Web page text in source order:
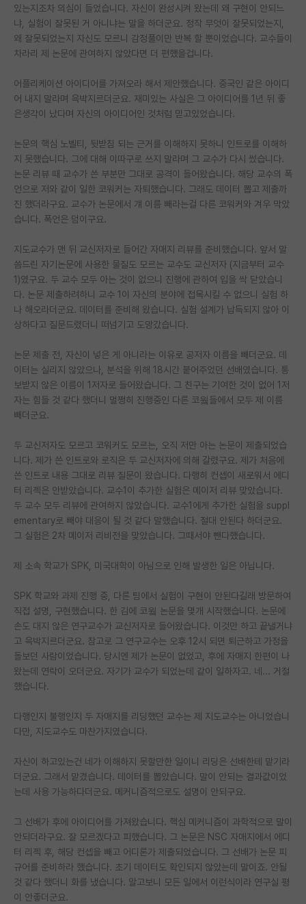
인문사회 계열 게시판
특수/전문대학원 게시판
장학금/장학생 게시판
학술 정보 게시판
홍보 게시판
커리어
유학교육
이벤트
반도체 아카데미
재팬라운지 🌸
있는지조차 의심이 들었습니다. 자신이 완성시켜 왔는데 왜 구현이 안되느
냐, 실험이 잘못된 거 아니냐는 말을 하더군요. 정작 무엇이 잘못되었는지,
왜 잘못되었는지 자신도 모르니 감정풀이만 반복 할 뿐이었습니다. 교수들이
차라리 제 논문에 관여하지 않았다면 더 편했을겁니다.
어플리케이션 아이디어를 가져오라 해서 제안했습니다. 중국인 같은 아이디
어 내지 말라며 윽박지르더군요. 재미있는 사실은 그 아이디어를 1년 뒤 좋
은생각이 났다며 자신의 아이디어인 것처럼 믿고있었습니다.
논문의 핵심 노벨티, 뒷받침 되는 근거를 이해하지 못하니 인트로를 이해하
지 못했습니다. 그에 대해 이따구로 쓰지 말라며 그 교수가 다시 썼습니다.
논문 리뷰 때 교수가 쓴 부분만 그대로 공격이 들어왔습니다. 해당 교수의 폭
언으로 저와 같이 일한 코워커는 자퇴했습니다. 그래도 데이터 뽑고 제출까
진 했더라구요. 교수가 논문에서 걔 이름 빼라는걸 다른 코워커와 겨우 막았
습니다. 폭언은 덤이구요.
지도교수가 맨 뒤 교신저자로 들어간 자매지 리뷰를 준비했습니다. 앞서 말
씀드린 자기논문에 사용한 물질도 모르는 교수도 교신저자 (지금부터 교수
1)였구요. 두 교수 모두 아는 것이 없으니 진행에 관하여 입을 싹 닫았습니
다. 논문 제출하려하니 교수 1이 자신의 분야에 접목시킬 수 없으니 실험 하
나 해오라더군요. 데이터를 준비해 왔습니다. 실험 설계가 납득되지 않아 이
상하다고 질문드렸더니 떠넘기고 도망갔습니다.
논문 제출 전, 자신이 넣은 게 아니라는 이유로 공저자 이름을 빼더군요. 데
이터는 실리지 않았으나, 분석을 위해 18시간 붙어주었던 선배였습니다. 통
보받지 않은 이름이 1저자로 들어왔습니다. 그 친구는 기여한 것이 없어 1저
자는 힘들 것 같다 했더니 멀쩡히 진행중인 다른 코웤들에서 모두 제 이름
빼더군요.
두 교신저자도 모르고 코워커도 모르는, 오직 저만 아는 논문이 제출되었습
니다. 제가 쓴 인트로와 로직은 두 교신저자에 의해 갈렸구요. 제가 처음에
쓴 인트로 내용 그대로 리뷰 질문이 왔습니다. 다행히 컨셉이 새로워서 에디
터 리젝은 안받았습니다. 교수1이 추가한 실험은 메이저 리뷰 맞았습니다.
두 교수 모두 리뷰에 관여하지 않았습니다. 교수1에게 추가한 실험을 suppl
ementary로 빼야 대응이 될 것 같다 말했습니다. 절대 안된다 하더군요.
그 실험은 2차 메이저 리비전을 맞았습니다. 그때서야 뺀다했습니다.
제 소속 학교가 SPK, 미국대학이 아님으로 인해 발생한 일은 아닙니다.
SPK 학교와 과제 진행 중, 다른 팀에서 실험이 구현이 안된다길래 방문하여
직접 설명, 구현했습니다. 한 김에 코웤 논문을 몇개 시작했습니다. 논문에
손도 대지 않은 연구교수가 교신저자로 들어왔습니다. 이것만 하고 끝낼거냐
고 윽박지르더군요. 참고로 그 연구교수는 오후 12시 되면 퇴근하고 가정을
돌보던 사람이었습니다. 당시엔 제가 논문이 없었고, 후에 자매지 한편이 나
왔는데 연락이 오더군요. 자기가 교수가 되었는데 같이 일하자고. 네... 거절
했습니다.
다행인지 불행인지 두 자매지를 리딩했던 교수는 제 지도교수는 아니었습니
다만, 지도교수도 마찬가지였습니다.
자신이 하고있는건 네가 이해하지 못할만한 일이니 리딩은 선배한테 맡기라
더군요. 그래서 맡겼습니다. 데이터를 뽑았습니다. 말이 안되는 결과값이었
는데 사용 가능하다더군요. 메커니즘적으로도 설명이 안되구요.
그 선배가 후에 아이디어를 가져왔습니다. 핵심 메커니즘이 과학적으로 말이
안되더라구요. 잘 모르겠다고 피했습니다. 그 논문은 NSC 자매지에서 에디
터 리젝 후, 해당 컨셉을 빼고 어디론가 제출되었습니다. 그 선배가 논문 피
규어를 준비하라 했습니다. 초기 데이터도 확인되지 않았는데 말이죠. 안될
것 같다 했더니 화를 냈습니다. 알고보니 모든 일에서 이런식이라 연구실 평
이 안좋더군요.